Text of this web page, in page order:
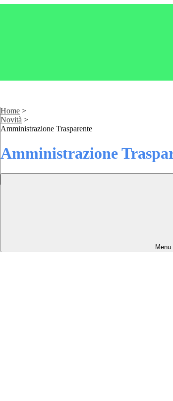
Home >
Novità >
Amministrazione Trasparente
Amministrazione